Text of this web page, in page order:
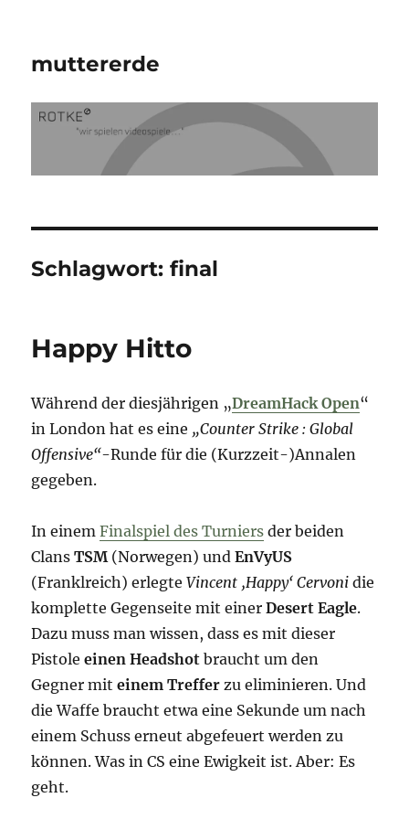
muttererde
Schlagwort:final
Happy Hitto
Während der diesjährigen „DreamHack Open“
in London hat es eine „Counter Strike : Global
Offensive“-Runde für die (Kurzzeit-)Annalen
gegeben.
In einemFinalspiel des Turniers der beiden
Clans TSM (Norwegen) undEnVyUS
(Franklreich) erlegteVincent ‚Happy‘ Cervonidie
komplette Gegenseite mit einerDesert Eagle.
Dazu muss man wissen, dass es mit dieser
Pistoleeinen Headshot braucht um den
Gegner miteinem Treffer zu eliminieren. Und
die Waffe braucht etwa eine Sekunde um nach
einem Schuss erneut abgefeuert werden zu
können. Was in CS eine Ewigkeit ist. Aber: Es
geht.